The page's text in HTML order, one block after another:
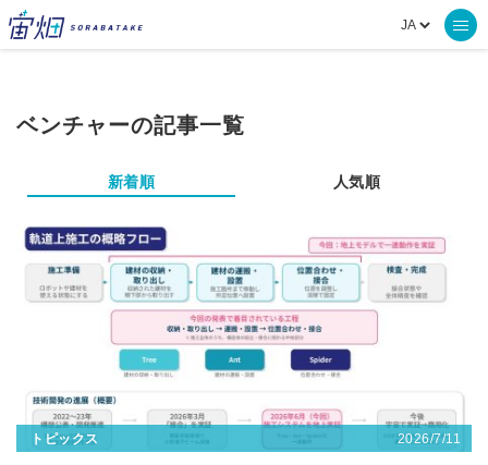
ベンチャーの記事一覧
新着順 人気順
トピックス 2026/7/11